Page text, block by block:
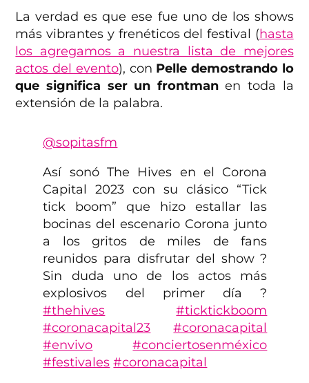
La verdad es que ese fue uno de los shows
más vibrantes y frenéticos del festival (hasta
los agregamos a nuestra lista de mejores
actos del evento), con Pelle demostrando lo
que significa ser un frontmanen toda la
extensión de la palabra.
@sopitasfm
Así sonó The Hives en el Corona
Capital 2023 con su clásico “Tick
tick boom” que hizo estallar las
bocinas del escenario Corona junto
a los gritos de miles de fans
reunidos para disfrutar del show ?
Sin duda uno de los actos más
explosivos del primer día ?
#thehives
#ticktickboom
#coronacapital23
#coronacapital
#envivo
#conciertosenméxico
#festivales #coronacapital